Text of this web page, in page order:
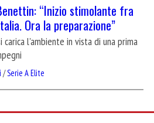
“Inizio stimolante fra
Ora la preparazione”
carica l'ambiente in vista di una prima
/Serie A Elite